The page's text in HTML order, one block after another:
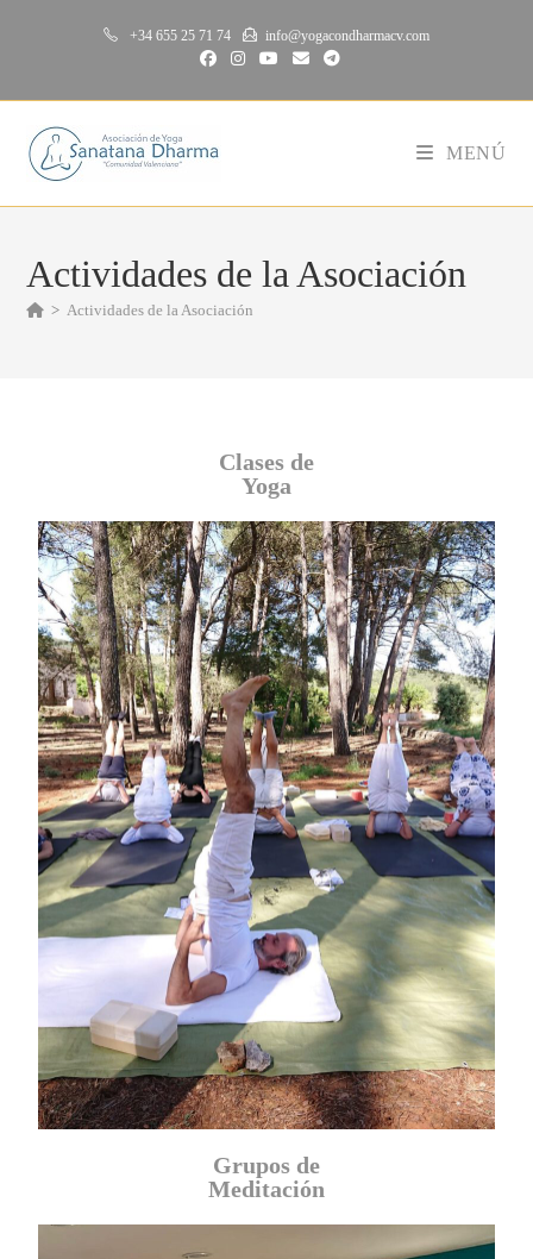
+34 655 25 71 74 info@yogacondharmacv.com
MENÚ
Actividades de la Asociación
> Actividades de la Asociación
Clases de
Yoga
Grupos de
Meditación